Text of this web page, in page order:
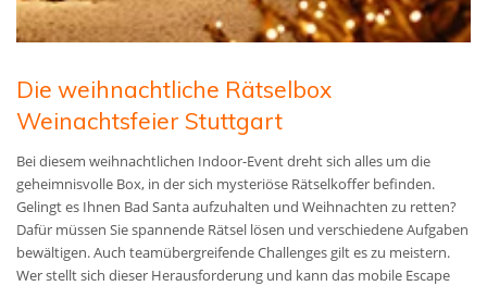
Die weihnachtliche Rätselbox
Weinachtsfeier Stuttgart
Bei diesem weihnachtlichen Indoor-Event dreht sich alles um die
geheimnisvolle Box, in der sich mysteriöse Rätselkoffer befinden.
Gelingt es Ihnen Bad Santa aufzuhalten und Weihnachten zu retten?
Dafür müssen Sie spannende Rätsel lösen und verschiedene Aufgaben
bewältigen. Auch teamübergreifende Challenges gilt es zu meistern.
Wer stellt sich dieser Herausforderung und kann das mobile Escape